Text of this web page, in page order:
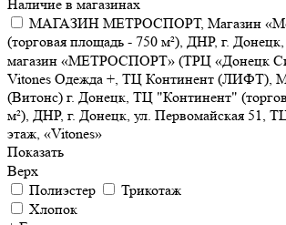
Наличие в магазинах
МАГАЗИН МЕТРОСПОРТ, Магазин
(торговая площадь - 750 м²), ДНР, г.
магазин «МЕТРОСПОРТ» (ТРЦ «Донецк
Vitones Одежда +, ТЦ Континент (ЛИФТ),
(Витонс) г. Донецк, ТЦ "Континент"
м²), ДНР, г. Донецк, ул. Первомайская 51,
этаж, «Vitones»
Показать
Верх
Полиэстер
Трикотаж
Хлопок